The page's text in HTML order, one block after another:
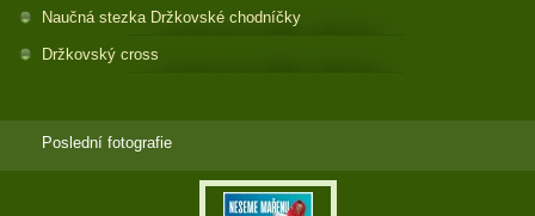
Naučná stezka Držkovské chodníčky
Držkovský cross
Poslední fotografie